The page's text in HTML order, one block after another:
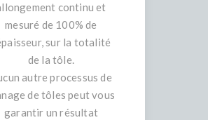
continu et
mesuré de 100% de
sur la totalité
de la tôle.
autre processus de
de tôles peut vous
garantir un résultat